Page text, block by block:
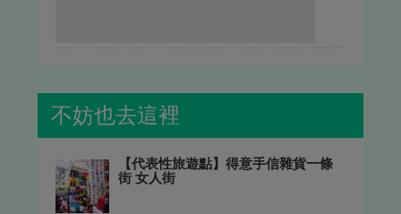
不妨也去這裡
【代表性旅遊點】得意手信雜貨一條
街 女人街